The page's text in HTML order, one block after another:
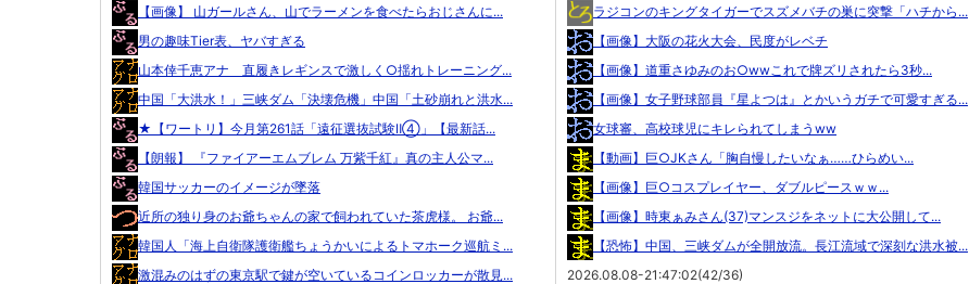
【画像】 山ガールさん、山でラーメンを食べたらおじさんに...
男の趣味Tier表、ヤバすぎる
山本倖千恵アナ 直履きレギンスで激しく○揺れトレーニング...
中国「大洪水！」三峡ダム「決壊危機」中国「土砂崩れと洪水...
★【ワートリ】今月第261話「遠征選抜試験Ⅱ④」【最新話...
【朗報】 『ファイアーエムブレム 万紫千紅』真の主人公マ...
韓国サッカーのイメージが墜落
近所の独り身のお爺ちゃんの家で飼われていた茶虎様。 お爺...
韓国人「海上自衛隊護衛艦ちょうかいによるトマホーク巡航ミ...
激混みのはずの東京駅で鍵が空いているコインロッカーが散見...
ラジコンのキングタイガーでスズメバチの巣に突撃「ハチから...
【画像】大阪の花火大会、民度がレベチ
【画像】道重さゆみのお○wwこれで牌ズリされたら3秒...
【画像】女子野球部員『星よつは』とかいうガチで可愛すぎる...
女球審、高校球児にキレられてしまうww
【動画】巨○JKさん「胸自慢したいなぁ……ひらめい...
【画像】巨○コスプレイヤー、ダブルピースｗｗ...
【画像】時東ぁみさん(37)マンスジをネットに大公開して...
【恐怖】中国、三峡ダムが全開放流。長江流域で深刻な洪水被...
2026.08.08-21:47:02(42/36)